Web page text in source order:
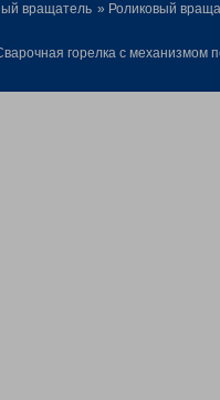
вращатель » Роликовый
горелка с механизмом